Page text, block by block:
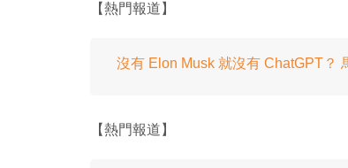
【熱門報道】
沒有 Elon Musk 就沒有 ChatGPT？
【熱門報道】